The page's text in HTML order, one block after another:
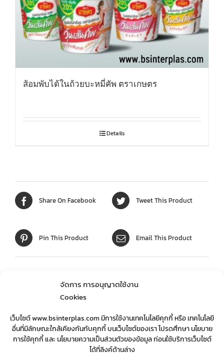
จัดการ การอนุญาตใช้งาน
Cookies
เว็บไซต์ www.bsinterplas.com มีการใช้งานเทคโนโลยีคุกกี้ หรือ เทคโนโลยี
อื่นที่มีลักษณะใกล้เคียงกันกับคุกกี้ บนเว็บไซต์ของเรา โปรดศึกษา นโยบาย
การใช้คุกกี้ และ นโยบายความเป็นส่วนตัวของข้อมูล ก่อนใช้บริการเว็บไซต์
ได้ที่ลิงค์ด้านล่าง
ส้อมพับได้ในถ้วยบะหมี่คัพ ตราเกษตร
Details
Share On Facebook Tweet This Product
Pin This Product Email This Product
สินค้าที่เกี่ยวข้อง